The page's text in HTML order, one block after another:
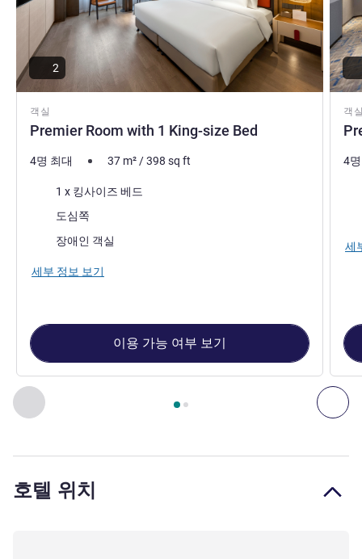
이전 - 객실 다
2 페이지 , 객실 1 : Premier Room with 1 King-size Bed , 객
객실
Premier Room with 1 King-size Bed
2
4명 최대 37 m²/398 sq ft
1 x 킹사이즈 베드
도심쪽
장애인 객실
세부 정보 보기
이용 가능 여부 보기
객
4
세
호텔 위치